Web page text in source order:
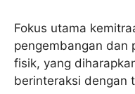
Fokus utama
pengembangan dan
fisik, yang
berinteraksi dengan